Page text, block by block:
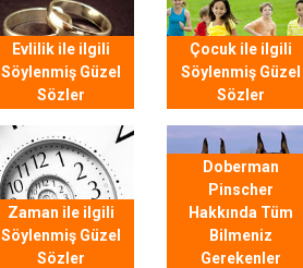
Evlilik ile ilgili
Söylenmiş Güzel
Sözler
Çocuk ile ilgili
Söylenmiş Güzel
Sözler
Zaman ile ilgili
Söylenmiş Güzel
Sözler
Doberman
Pinscher
Hakkında Tüm
Bilmeniz
Gerekenler